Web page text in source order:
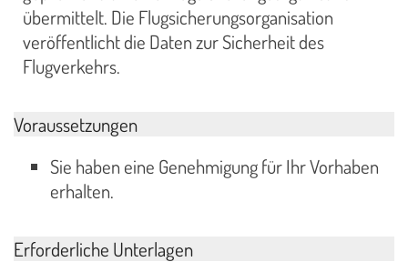
übermittelt. Die Flugsicherungsorganisation
veröffentlicht die Daten zur Sicherheit des
Flugverkehrs.
Voraussetzungen
Sie haben eine Genehmigung für Ihr Vorhaben
erhalten.
Erforderliche Unterlagen